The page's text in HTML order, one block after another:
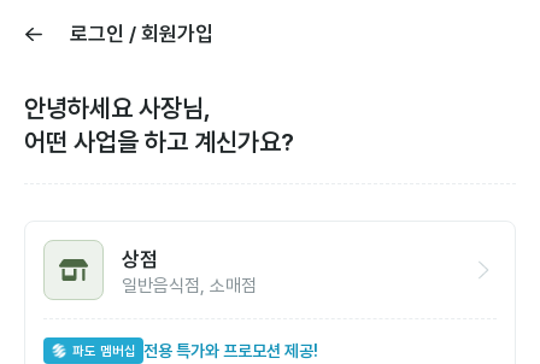
로그인 / 회원가입
안녕하세요 사장님,
어떤 사업을 하고 계신가요?
상점
일반음식점, 소매점
파도 멤버십 전용 특가와 프로모션 제공!